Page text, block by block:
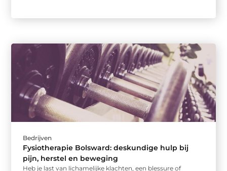
Bedrijven
Fysiotherapie Bolsward: deskundige hulp bij
pijn, herstel en beweging
Heb je last van lichamelijke klachten, een blessure of